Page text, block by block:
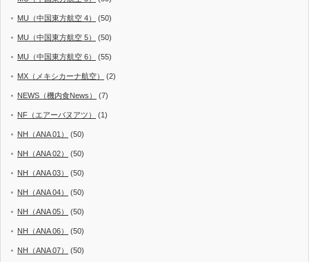
MU（中国東方航空 4） (50)
MU（中国東方航空 5） (50)
MU（中国東方航空 6） (55)
MX（メキシカーナ航空） (2)
NEWS（機内食News） (7)
NF（エアーバヌアツ） (1)
NH（ANA 01） (50)
NH（ANA 02） (50)
NH（ANA 03） (50)
NH（ANA 04） (50)
NH（ANA 05） (50)
NH（ANA 06） (50)
NH（ANA 07） (50)